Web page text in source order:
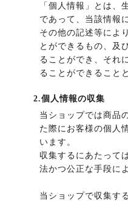
「アンモナイト」。
「個人情報」とは、
であって、当該情報
その他の記述等によ
とができるもの、及
ることができ、それ
ることができること
2.個人情報の収集
当ショップでは商品
た際にお客様の個人
います。
収集するにあたって
法かつ公正な手段に
当ショップで収集す